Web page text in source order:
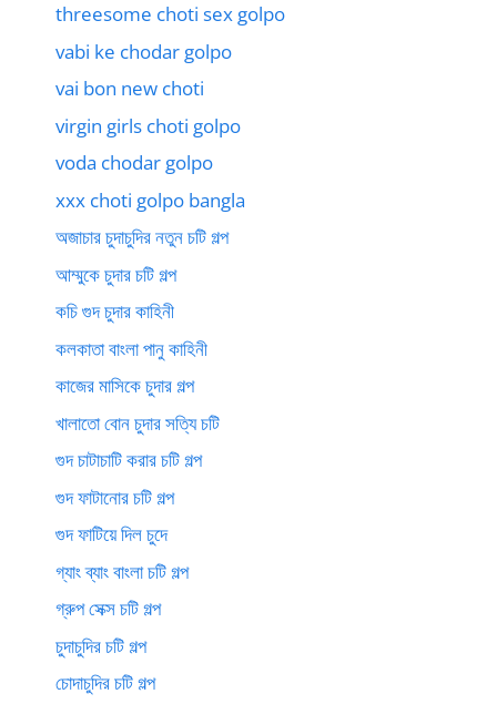
threesome choti sex golpo
vabi ke chodar golpo
vai bon new choti
virgin girls choti golpo
voda chodar golpo
xxx choti golpo bangla
অজাচার চুদাচুদির নতুন চটি গল্প
আম্মুকে চুদার চটি গল্প
কচি গুদ চুদার কাহিনী
কলকাতা বাংলা পানু কাহিনী
কাজের মাসিকে চুদার গল্প
খালাতো বোন চুদার সত্যি চটি
গুদ চাটাচাটি করার চটি গল্প
গুদ ফাটানোর চটি গল্প
গুদ ফাটিয়ে দিল চুদে
গ্যাং ব্যাং বাংলা চটি গল্প
গ্রুপ সেক্স চটি গল্প
চুদাচুদির চটি গল্প
চোদাচুদির চটি গল্প